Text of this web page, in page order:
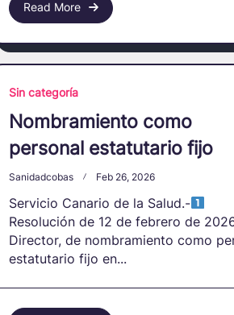
Read More
Sin categoría
Nombramiento como
personal estatutario fijo
Sanidadcobas Feb 26, 2026
Servicio Canario de la Salud.-
Resolución de 12 de febrero de
Director, de nombramiento como
estatutario fijo en...